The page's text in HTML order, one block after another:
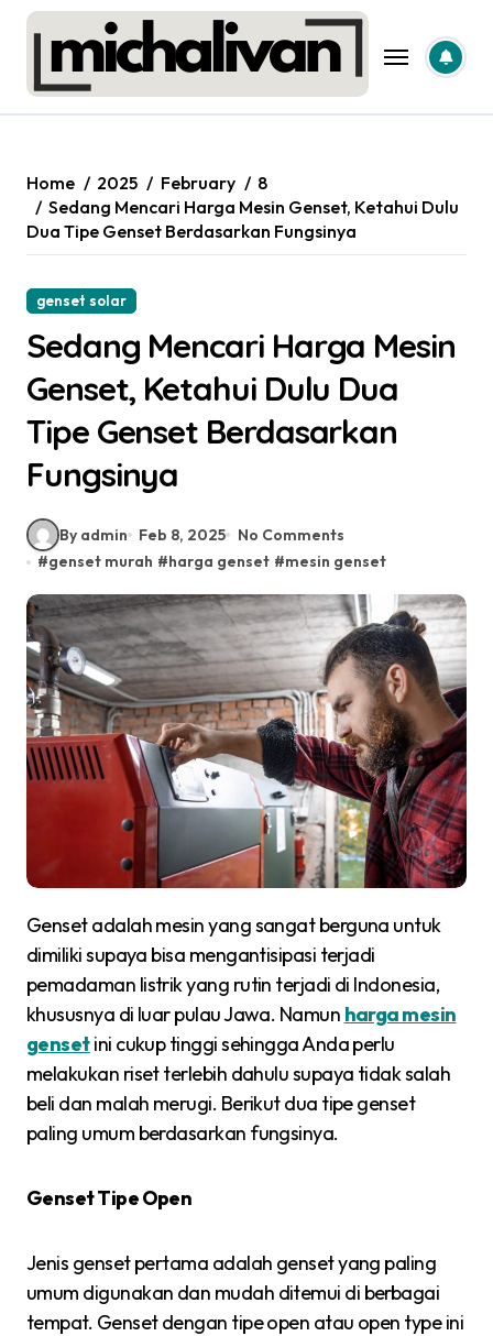
Skip
content
Home 2025 February
8
Sedang Mencari Harga Mesin Genset, Ketahui Dulu
Dua Tipe Genset Berdasarkan Fungsinya
genset solar
Sedang Mencari Harga Mesin
Genset, Ketahui Dulu Dua
Tipe Genset Berdasarkan
Fungsinya
By admin Feb 8, 2025
No Comments
#genset murah #harga genset #mesin genset
Genset adalah mesin yang sangat berguna untuk
dimiliki supaya bisa mengantisipasi terjadi
pemadaman listrik yang rutin terjadi di Indonesia,
khususnya di luar pulau Jawa. Namun harga mesin
gensetini cukup tinggi sehingga Anda perlu
melakukan riset terlebih dahulu supaya tidak salah
beli dan malah merugi. Berikut dua tipe genset
paling umum berdasarkan fungsinya.
Genset Tipe Open
Jenis genset pertama adalah genset yang paling
umum digunakan dan mudah ditemui di berbagai
tempat. Genset dengan tipe open atau open type ini